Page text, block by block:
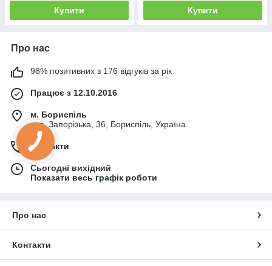
Купити Купити
Про нас
98% позитивних з 176 відгуків за рік
Працює з 12.10.2016
м. Бориспіль
вул. Запорізька, 36, Бориспіль, Україна
Контакти
Сьогодні вихідний
Показати весь графік роботи
Про нас
Контакти